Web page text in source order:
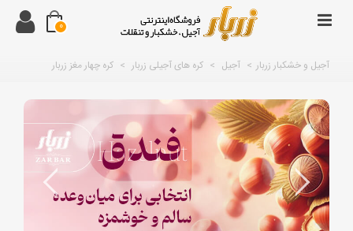
0
آجیل و خشکبار زربار > آجیل > کره های آجیلی زربار > کره چهار مغز زربار